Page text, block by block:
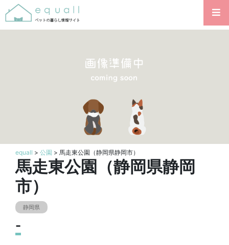
equall > 公園 > 馬走東公園（静岡県静岡市）
馬走東公園（静岡県静岡
市）
静岡県
-